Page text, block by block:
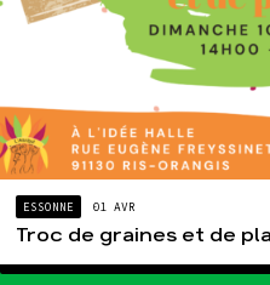
ESSONNE 01 AVR
Troc de graines et de